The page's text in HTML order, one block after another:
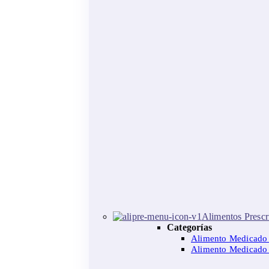
Alimentos
Categorías
Alimento Medicado
Alimento Medicado